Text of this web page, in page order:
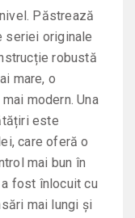
Păstrează
seriei originale
robustă
mare, o
modern. Una
este
care oferă o
mai bun în
fost înlocuit cu
mai lungi și